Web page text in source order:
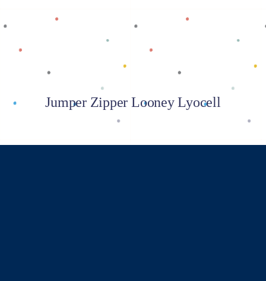
Jumper Zipper Looney Lyocell